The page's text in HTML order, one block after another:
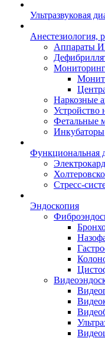
Ультразвуковая
Анестезиология,
Аппараты
Наркозные
Устройство
Фетальные
Инкубаторы
Функциональная
Стресс-
Эндоскопия